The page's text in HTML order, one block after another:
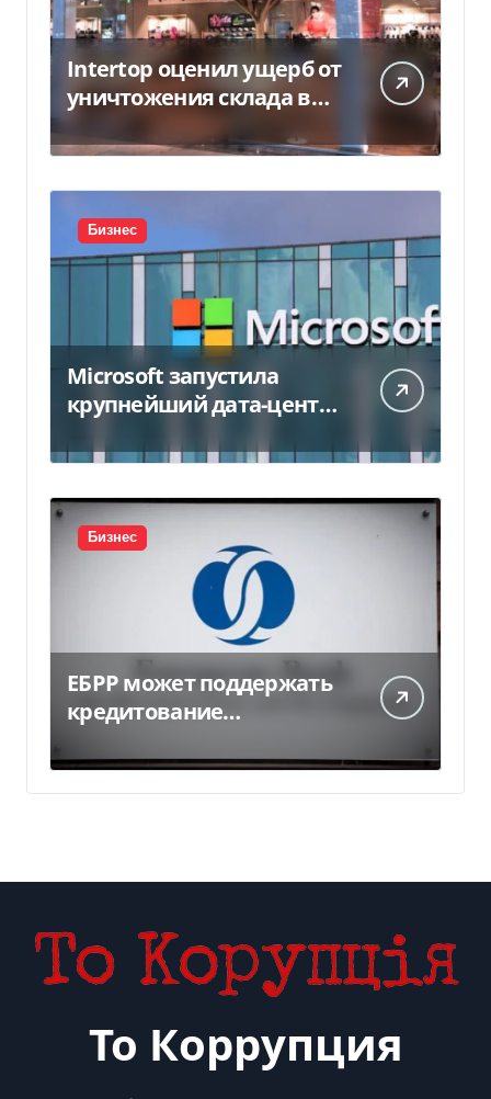
Intertop оценил ущерб от
уничтожения склада в
450 млн грн
Бизнес
Microsoft запустила
крупнейший дата-центр
миллиарда
Бизнес
ЕБРР может поддержать
кредитование
300 млн евро — Delo.ua
То Коррупция